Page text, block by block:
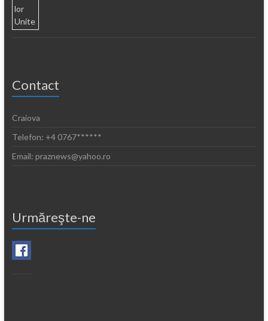
Contact
Craiova
Telefon: +4 0767******
Email: praznews@yahoo.ro
Urmăreşte-ne